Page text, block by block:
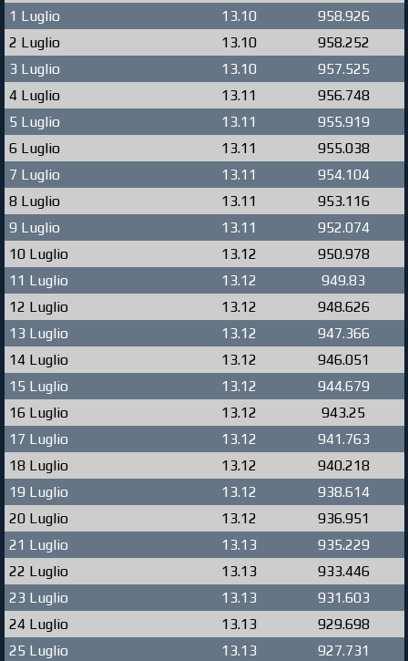
1 Luglio 13.10
958.926
2 Luglio
13.10
958.252
3 Luglio
13.10
957.525
4 Luglio
13.11
956.748
5 Luglio
13.11
955.919
6 Luglio
13.11
955.038
7 Luglio
13.11
954.104
8 Luglio
13.11
953.116
9 Luglio
13.11
952.074
10 Luglio
13.12
950.978
11 Luglio
13.12
949.83
12 Luglio
13.12
948.626
13 Luglio
13.12
947.366
14 Luglio
13.12
946.051
15 Luglio
13.12
944.679
16 Luglio
13.12
943.25
17 Luglio
13.12
941.763
18 Luglio
13.12
940.218
19 Luglio
13.12
938.614
20 Luglio
13.12
936.951
21 Luglio
13.13
935.229
22 Luglio
13.13
933.446
23 Luglio
13.13
931.603
24 Luglio
13.13
929.698
25 Luglio
13.13
927.731